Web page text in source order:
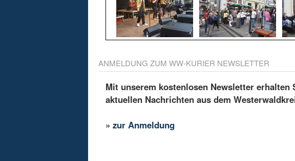
ANMELDUNG ZUM WW-KURIER NEWSLETTER
Mit unserem kostenlosen Newsletter
aktuellen Nachrichten aus dem
»zur Anmeldung